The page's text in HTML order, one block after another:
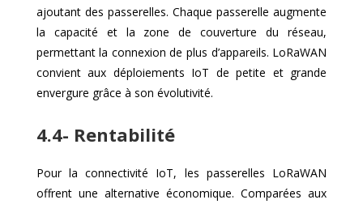
ajoutant des passerelles. Chaque passerelle augmente
la capacité et la zone de couverture du réseau,
permettant la connexion de plus d’appareils. LoRaWAN
convient aux déploiements IoT de petite et grande
envergure grâce à son évolutivité.
4.4- Rentabilité
Pour la connectivité IoT, les passerelles LoRaWAN
offrent une alternative économique. Comparées aux